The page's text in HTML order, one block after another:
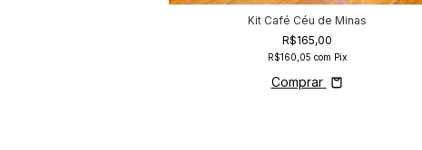
Kit Café Céu de Minas
R$165,00
R$160,05 com Pix
Comprar